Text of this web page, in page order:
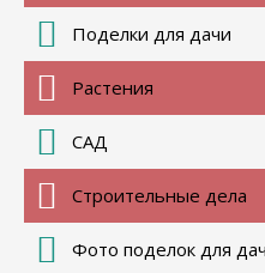
Поделки для дачи
Растения
САД
Строительные дела
Фото поделок для